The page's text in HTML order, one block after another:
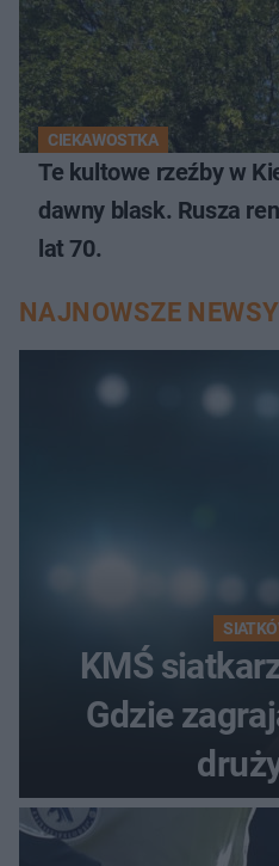
CIEKAWOSTKA
Te kultowe rzeźby w
dawny blask. Rusza
lat 70.
NAJNOWSZE
KMŚ
Gdzie